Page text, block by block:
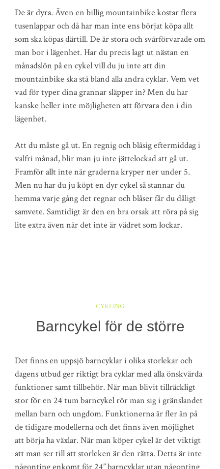
De är dyra. Även en billig mountainbike kostar flera
tusenlappar och då har man inte ens börjat köpa allt
som ska köpas därtill. De är stora och svårförvarade om
man bor i lägenhet. Har du precis lagt ut nästan en
månadslön på en cykel vill du ju inte att din
mountainbike ska stå bland alla andra cyklar. Vem vet
vad för typer dina grannar släpper in? Men du har
kanske heller inte möjligheten att förvara den i din
lägenhet.
Att du måste gå ut. En regnig och blåsig eftermiddag i
valfri månad, blir man ju inte jättelockad att gå ut.
Framför allt inte när graderna kryper ner under 5.
Men nu har du ju köpt en dyr cykel så stannar du
hemma varje gång det regnar och blåser får du dåligt
samvete. Samtidigt är den en bra orsak att röra på sig
lite extra även när det inte är vädret som lockar.
CYKLING
Barncykel för de större
Det finns en uppsjö barncyklar i olika storlekar och
dagens utbud ger riktigt bra cyklar med alla önskvärda
funktioner samt tillbehör. När man blivit tillräckligt
stor för en 24 tum barncykel rör man sig i gränslandet
mellan barn och ungdom. Funktionerna är fler än på
de tidigare modellerna och det finns även möjlighet
att börja ha växlar. När man köper cykel är det viktigt
att man ser till att storleken är den rätta. Detta är inte